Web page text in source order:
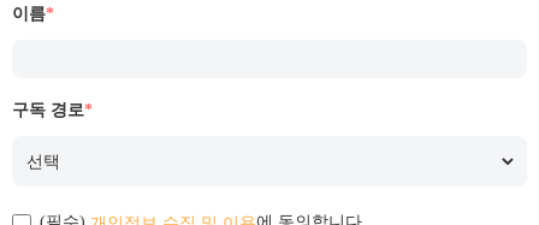
이름*
구독 경로*